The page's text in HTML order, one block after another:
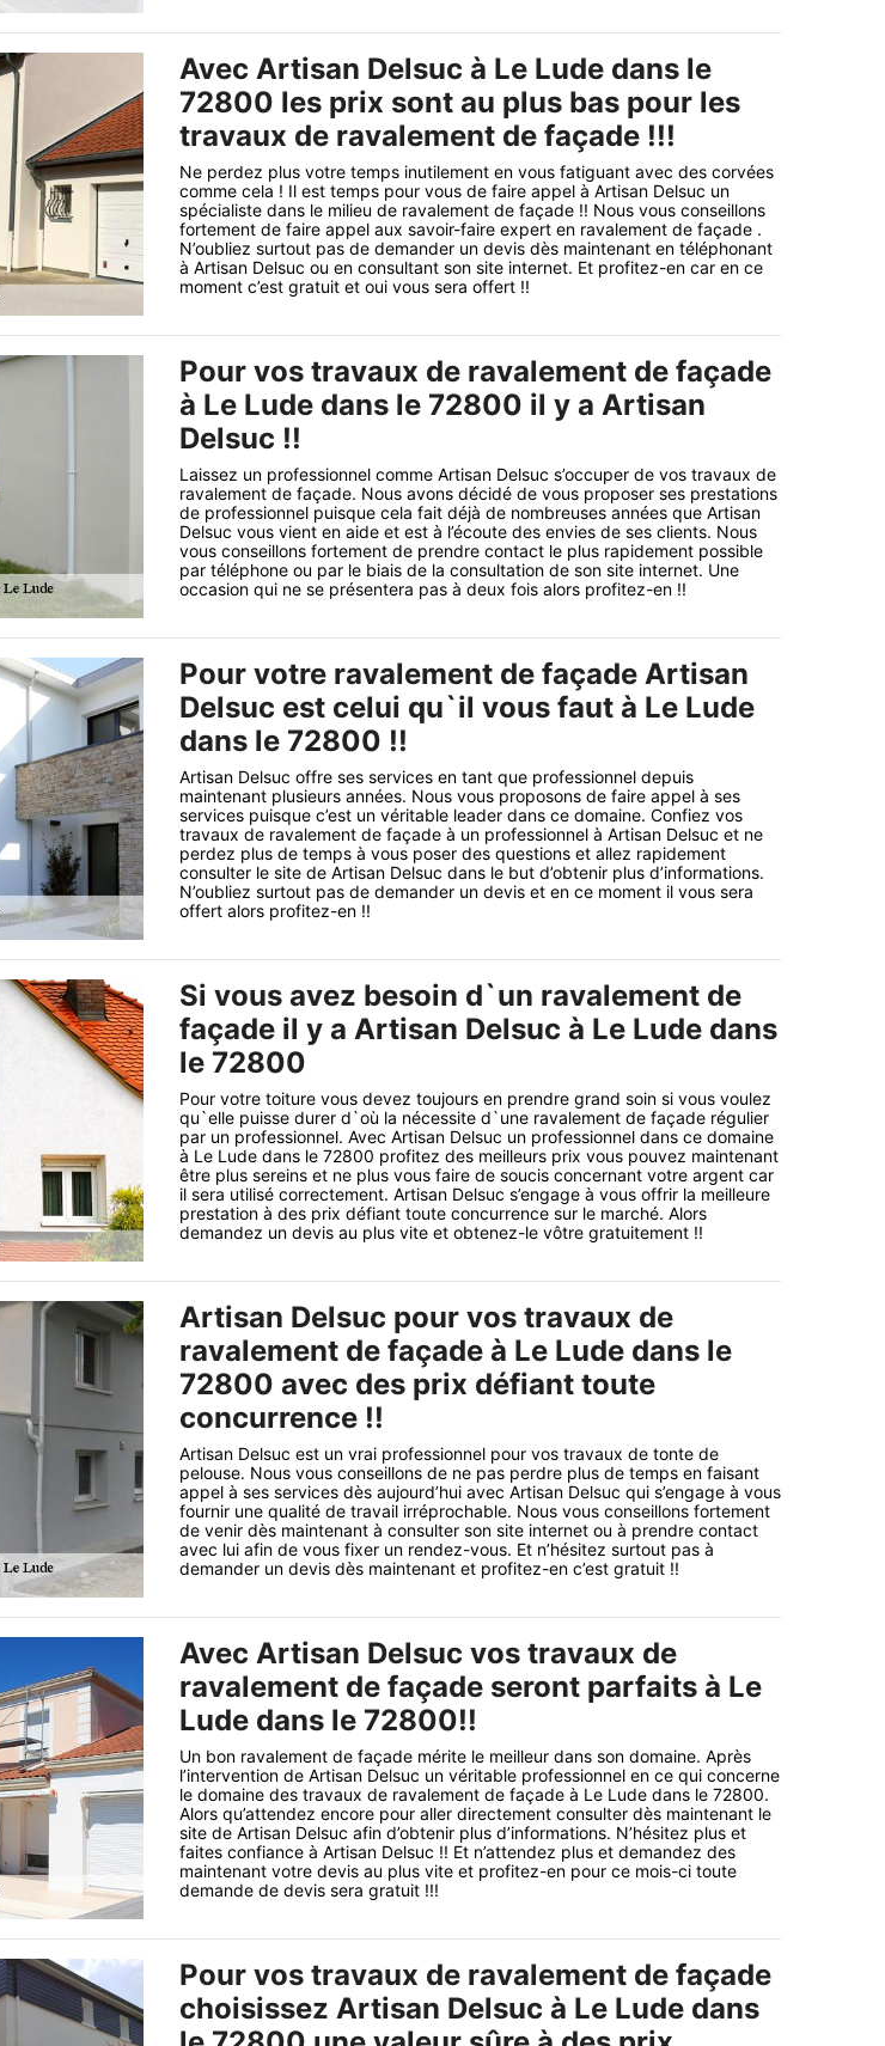
Avec Artisan Delsuc à Le Lude dans le
72800 les prix sont au plus bas pour les
travaux de ravalement de façade !!!
Ne perdez plus votre temps inutilement en vous fatiguant avec des corvées
comme cela ! Il est temps pour vous de faire appel à Artisan Delsuc un
spécialiste dans le milieu de ravalement de façade !! Nous vous conseillons
fortement de faire appel aux savoir-faire expert en ravalement de façade .
N’oubliez surtout pas de demander un devis dès maintenant en téléphonant
à Artisan Delsuc ou en consultant son site internet. Et profitez-en car en ce
moment c’est gratuit et oui vous sera offert !!
Pour vos travaux de ravalement de façade
à Le Lude dans le 72800 il y a Artisan
Delsuc !!
Laissez un professionnel comme Artisan Delsuc s’occuper de vos travaux de
ravalement de façade. Nous avons décidé de vous proposer ses prestations
de professionnel puisque cela fait déjà de nombreuses années que Artisan
Delsuc vous vient en aide et est à l’écoute des envies de ses clients. Nous
vous conseillons fortement de prendre contact le plus rapidement possible
par téléphone ou par le biais de la consultation de son site internet. Une
occasion qui ne se présentera pas à deux fois alors profitez-en !!
Pour votre ravalement de façade Artisan
Delsuc est celui qu`il vous faut à Le Lude
dans le 72800 !!
Artisan Delsuc offre ses services en tant que professionnel depuis
maintenant plusieurs années. Nous vous proposons de faire appel à ses
services puisque c’est un véritable leader dans ce domaine. Confiez vos
travaux de ravalement de façade à un professionnel à Artisan Delsuc et ne
perdez plus de temps à vous poser des questions et allez rapidement
consulter le site de Artisan Delsuc dans le but d’obtenir plus d’informations.
N’oubliez surtout pas de demander un devis et en ce moment il vous sera
offert alors profitez-en !!
Si vous avez besoin d`un ravalement de
façade il y a Artisan Delsuc à Le Lude dans
le 72800
Pour votre toiture vous devez toujours en prendre grand soin si vous voulez
qu`elle puisse durer d`où la nécessite d`une ravalement de façade régulier
par un professionnel. Avec Artisan Delsuc un professionnel dans ce domaine
à Le Lude dans le 72800 profitez des meilleurs prix vous pouvez maintenant
être plus sereins et ne plus vous faire de soucis concernant votre argent car
il sera utilisé correctement. Artisan Delsuc s’engage à vous offrir la meilleure
prestation à des prix défiant toute concurrence sur le marché. Alors
demandez un devis au plus vite et obtenez-le vôtre gratuitement !!
Artisan Delsuc pour vos travaux de
ravalement de façade à Le Lude dans le
72800 avec des prix défiant toute
concurrence !!
Artisan Delsuc est un vrai professionnel pour vos travaux de tonte de
pelouse. Nous vous conseillons de ne pas perdre plus de temps en faisant
appel à ses services dès aujourd’hui avec Artisan Delsuc qui s’engage à vous
fournir une qualité de travail irréprochable. Nous vous conseillons fortement
de venir dès maintenant à consulter son site internet ou à prendre contact
avec lui afin de vous fixer un rendez-vous. Et n’hésitez surtout pas à
demander un devis dès maintenant et profitez-en c’est gratuit !!
Avec Artisan Delsuc vos travaux de
ravalement de façade seront parfaits à Le
Lude dans le 72800!!
Un bon ravalement de façade mérite le meilleur dans son domaine. Après
l’intervention de Artisan Delsuc un véritable professionnel en ce qui concerne
le domaine des travaux de ravalement de façade à Le Lude dans le 72800.
Alors qu’attendez encore pour aller directement consulter dès maintenant le
site de Artisan Delsuc afin d’obtenir plus d’informations. N’hésitez plus et
faites confiance à Artisan Delsuc !! Et n’attendez plus et demandez des
maintenant votre devis au plus vite et profitez-en pour ce mois-ci toute
demande de devis sera gratuit !!!
Pour vos travaux de ravalement de façade
choisissez Artisan Delsuc à Le Lude dans